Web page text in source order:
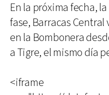
En la próxima fecha,
fase, Barracas
en la Bombonera
a Tigre, el mismo día
<iframe